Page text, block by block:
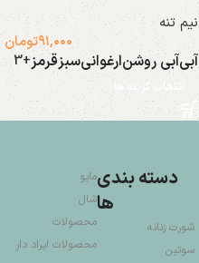
نیم تنه
۹۱,۰۰۰تومان
آبیآبی روشنارغوانیسبزقرمز+3
انتخاب گزینه ها
دسته بندی
ها
شورت زنانه
سوتین
مایو
شال
محصولات
محصولات ایراد دار